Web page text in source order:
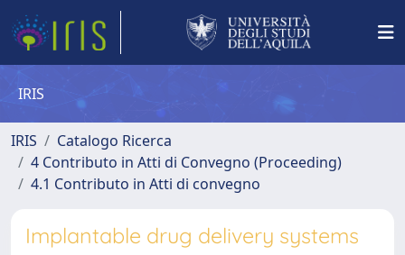
IRIS
IRIS
Catalogo Ricerca
4 Contributo in Atti di Convegno (Proceeding)
4.1 Contributo in Atti di convegno
Implantable drug delivery systems